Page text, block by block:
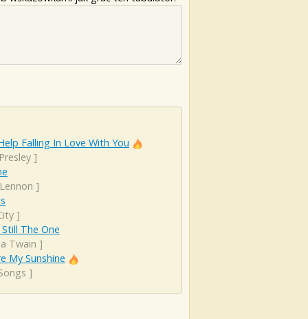
Falling In Love With You
]
]
]
The One
Twain ]
My Sunshine
]